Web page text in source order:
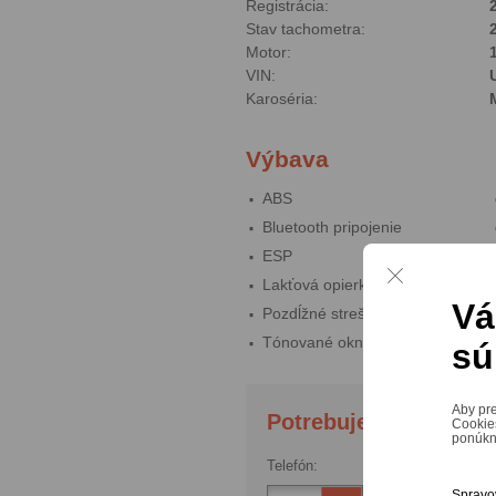
Registrácia:
Stav tachometra:
Motor:
VIN:
Karoséria:
Výbava
ABS
Bluetooth pripojenie
ESP
Lakťová opierka
Pozdĺžné strešné nosiče
Tónované okná
Aby